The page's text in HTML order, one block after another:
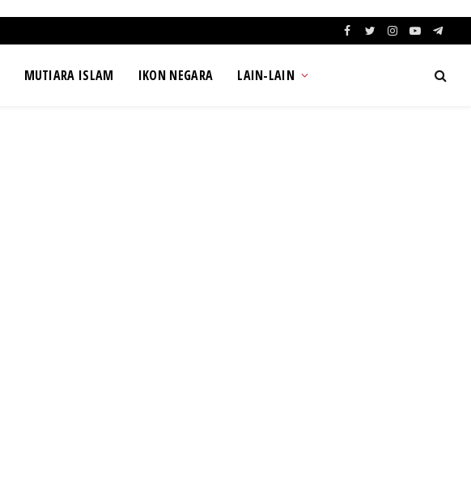
Facebook
TwitterInstagram
YouTube
MUTIARA ISLAM IKON NEGARA LAIN-LAIN